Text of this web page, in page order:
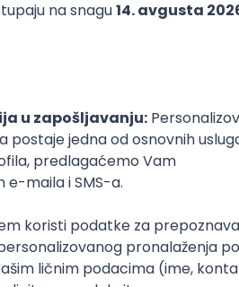
Intermediate